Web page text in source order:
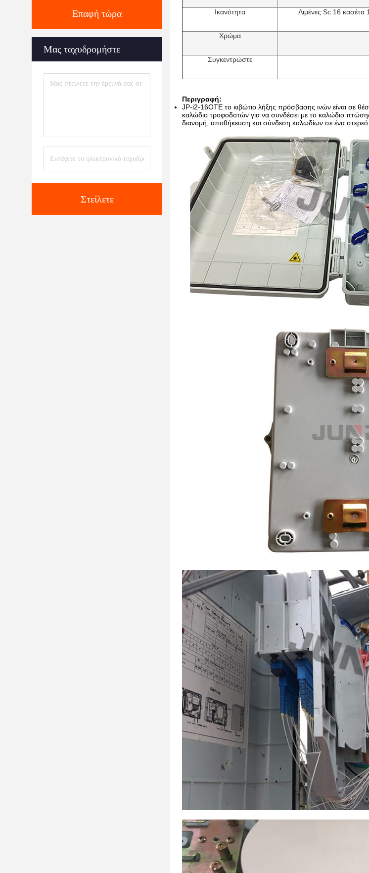
Επαφή τώρα
Μας ταχυδρομήστε
Στείλετε
Ικανότητα Λιμένες Sc 16
Χρώμα
Συγκεντρώστε
Περιγραφή:
JP-i2-16OTE το κιβώτιο λήξης πρόσβασης ινών είναι σε
καλώδιο τροφοδοτών για να συνδέσει με το καλώδιο
διανομή, αποθήκευση και σύνδεση καλωδίων σε ένα στερεό